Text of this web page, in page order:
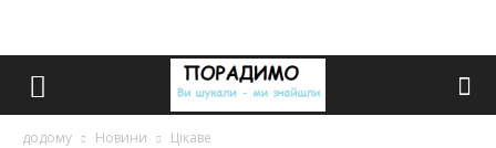
додому Новини Цікаве